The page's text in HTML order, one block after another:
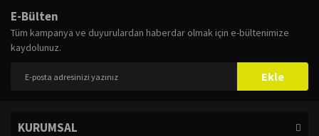
iletebilirsiniz.
Görüş ve önerileriniz için teşekkür ederiz.
Ürün fiyatı diğer sitelerden daha pahalı.
E-Bülten
Tüm kampanya ve duyurulardan haberdar olmak için e-bültenimize
kaydolunuz.
Ekle
KURUMSAL